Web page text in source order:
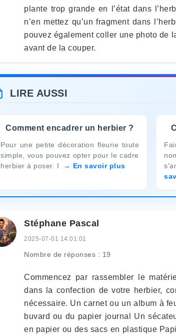
plante trop grande en l’état dans
n’en mettez qu’un fragment dans
pouvez également coller une photo de
avant de la couper.
LIRE AUSSI
Comment encadrer un herbier ?
Pour une petite décoration fleurie toute
simple, vous pouvez opter pour le cadre
herbier à poser. I
En savoir plus
Stéphane Pascal
2025-07-01 14:01:01
Nombre de réponses : 19
Commencez par rassembler le
dans la confection de votre herbier,
nécessaire. Un carnet ou un album à
buvard ou du papier journal Un
en papier ou des sacs en plastique